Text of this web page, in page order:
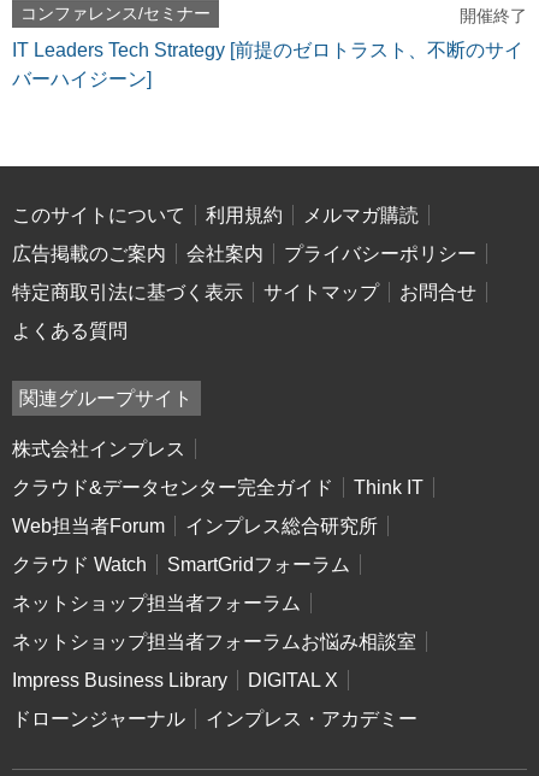
コンファレンス/セミナー 開催終了
IT Leaders Tech Strategy [前提のゼロトラスト、不断のサイ
バーハイジーン]
このサイトについて 利用規約
メルマガ購読
広告掲載のご案内
会社案内
プライバシーポリシー
特定商取引法に基づく表示
サイトマップ
お問合せ
よくある質問
関連グループサイト
株式会社インプレス
クラウド&データセンター完全ガイド
Think IT
Web担当者Forum
インプレス総合研究所
クラウド Watch
SmartGridフォーラム
ネットショップ担当者フォーラム
ネットショップ担当者フォーラムお悩み相談室
Impress Business Library
DIGITAL X
ドローンジャーナル
インプレス・アカデミー